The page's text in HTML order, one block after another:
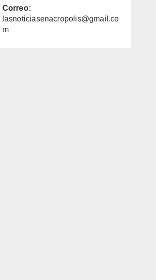
Correo:
lasnoticiasenacropolis@gmail.co
m